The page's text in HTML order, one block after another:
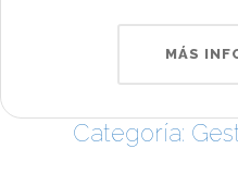
MÁS
Categoría: